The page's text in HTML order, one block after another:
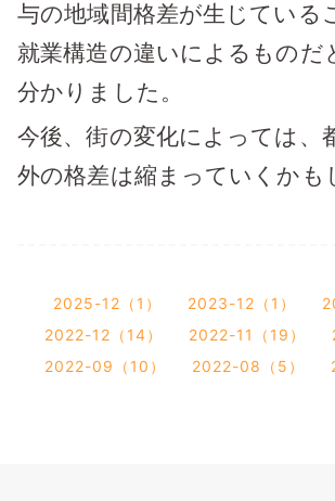
与の地域間格差が生じている
就業構造の違いによるものだ
分かりました。
今後、街の変化によっては、
外の格差は縮まっていくかも
2025-12（1） 2023-12（1）
2022-12（14）
2022-11（19）
2022-09（10）
2022-08（5）